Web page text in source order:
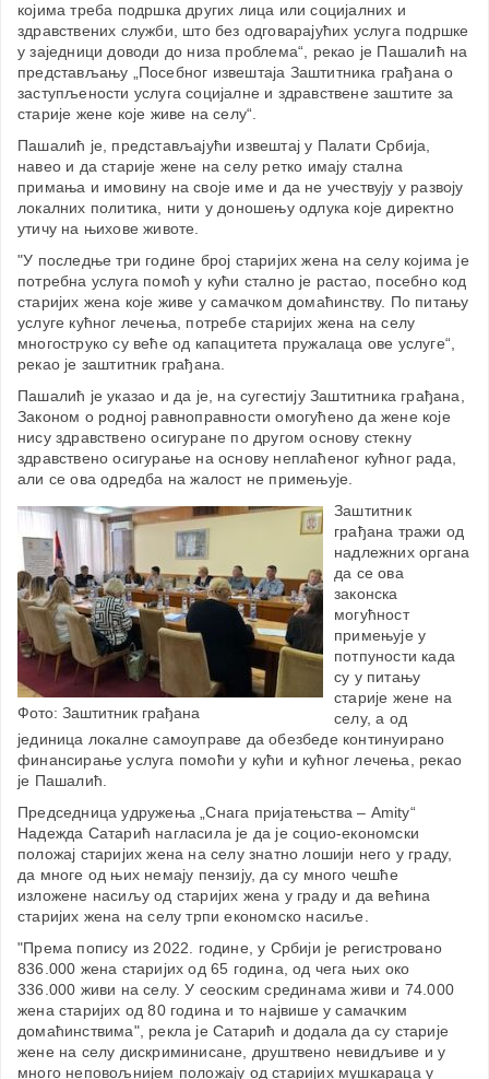
којима треба подршка других лица или социјалних и
здравствених служби, што без одговарајућих услуга подршке
у заједници доводи до низа проблема“, рекао је Пашалић на
представљању „Посебног извештаја Заштитника грађана о
заступљености услуга социјалне и здравствене заштите за
старије жене које живе на селу“.
Пашалић је, представљајући извештај у Палати Србија,
навео и да старије жене на селу ретко имају стална
примања и имовину на своје име и да не учествују у развоју
локалних политика, нити у доношењу одлука које директно
утичу на њихове животе.
"У последње три године број старијих жена на селу којима је
потребна услуга помоћ у кући стално је растао, посебно код
старијих жена које живе у самачком домаћинству. По питању
услуге кућног лечења, потребе старијих жена на селу
многоструко су веће од капацитета пружалаца ове услуге“,
рекао је заштитник грађана.
Пашалић је указао и да је, на сугестију Заштитника грађана,
Законом о родној равноправности омогућено да жене које
нису здравствено осигуране по другом основу стекну
здравствено осигурање на основу неплаћеног кућног рада,
али се ова одредба на жалост не примењује.
Фото: Заштитник грађана
Заштитник
грађана тражи од
надлежних органа
да се ова
законска
могућност
примењује у
потпуности када
су у питању
старије жене на
селу, а од
јединица локалне самоуправе да обезбеде континуирано
финансирање услуга помоћи у кући и кућног лечења, рекао
је Пашалић.
Председница удружења „Снага пријатењства – Amity“
Надежда Сатарић нагласила је да је социо-економски
положај старијих жена на селу знатно лошији него у граду,
да многе од њих немају пензију, да су много чешће
изложене насиљу од старијих жена у граду и да већина
старијих жена на селу трпи економско насиље.
"Према попису из 2022. године, у Србији је регистровано
836.000 жена старијих од 65 година, од чега њих око
336.000 живи на селу. У сеоским срединама живи и 74.000
жена старијих од 80 година и то највише у самачким
домаћинствима", рекла је Сатарић и додала да су старије
жене на селу дискриминисане, друштвено невидљиве и у
много неповољнијем положају од старијих мушкараца у